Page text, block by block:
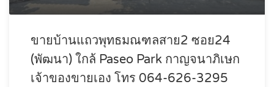
ขายบ้านแถวพุทธมณฑลสาย2 ซอย24
(พัฒนา) ใกล้ Paseo Park กาญจนาภิเษก
เจ้าของขายเอง โทร 064-626-3295